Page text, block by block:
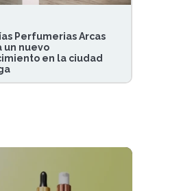
Perfumerias Arcas
un nuevo
en la ciudad